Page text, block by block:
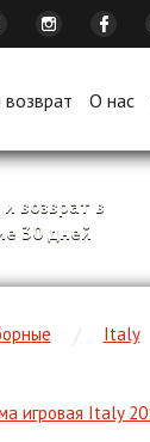
возврат О нас
возврат в
30 дней
Italy